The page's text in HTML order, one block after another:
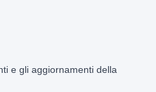
e gli aggiornamenti della